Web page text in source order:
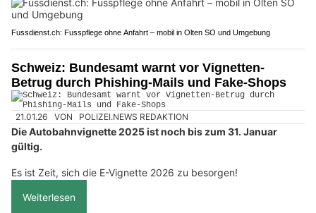
Fussdienst.ch: Fusspflege ohne Anfahrt – mobil in Olten SO und Umgebung
Schweiz: Bundesamt warnt vor Vignetten-
Betrug durch Phishing-Mails und Fake-Shops
21.01.26 VON POLIZEI.NEWS REDAKTION
Die Autobahnvignette 2025 ist noch bis zum 31. Januar
gültig.
Es ist Zeit, sich die E-Vignette 2026 zu besorgen!
Weiterlesen